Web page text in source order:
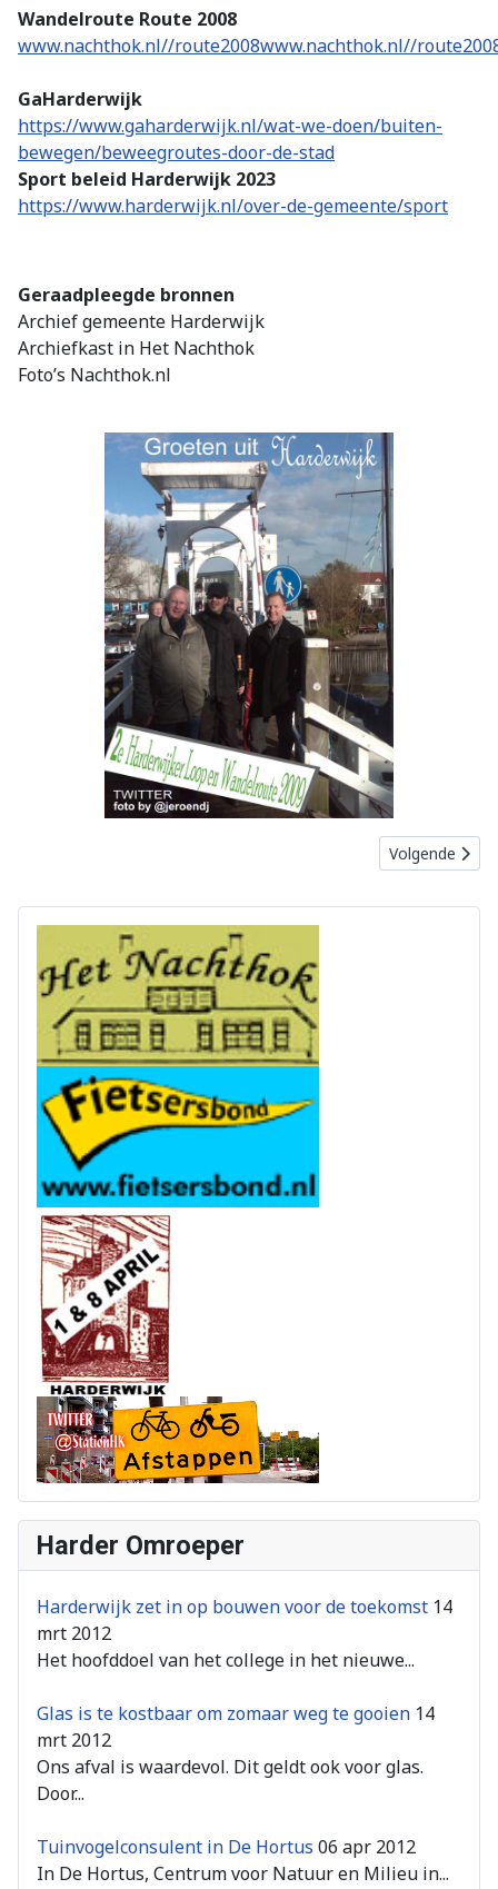
Wandelroute Route 2008
www.nachthok.nl//route2008www.nachthok.nl//
GaHarderwijk
https://www.gaharderwijk.nl/wat-we-doen/buiten-
bewegen/beweegroutes-door-de-stad
Sport beleid Harderwijk 2023
https://www.harderwijk.nl/over-de-gemeente/sport
Geraadpleegde bronnen
Archief gemeente Harderwijk
Archiefkast in Het Nachthok
Foto’s Nachthok.nl
Volgende
Volgende
Harder Omroeper
Harderwijk zet in op bouwen voor de toekomst 14
mrt 2012
Het hoofddoel van het college in het nieuwe...
Glas is te kostbaar om zomaar weg te gooien 14
mrt 2012
Ons afval is waardevol. Dit geldt ook voor glas.
Door...
Tuinvogelconsulent in De Hortus 06 apr 2012
In De Hortus, Centrum voor Natuur en Milieu in...